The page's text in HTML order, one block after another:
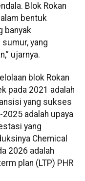
Blok Rokan
bentuk
banyak
yang
ujarnya.
blok Rokan
pada 2021 adalah
yang sukses
adalah upaya
yang
Chemical
2026 adalah
plan (LTP) PHR